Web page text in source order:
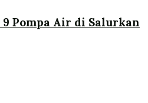
Pompa Air di Salurkan